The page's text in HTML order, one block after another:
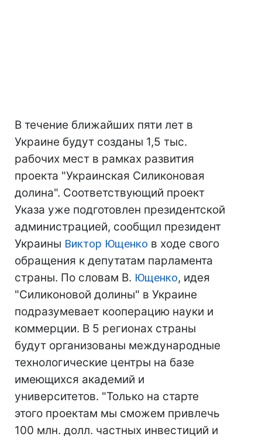
В течение ближайших пяти лет в
Украине будут созданы 1,5 тыс.
рабочих мест в рамках развития
проекта "Украинская Силиконовая
долина". Соответствующий проект
Указа уже подготовлен президентской
администрацией, сообщил президент
Украины Виктор Ющенко в ходе свого
обращения к депутатам парламента
страны. По словам В. Ющенко, идея
"Силиконовой долины" в Украине
подразумевает кооперацию науки и
коммерции. В 5 регионах страны
будут организованы международные
технологические центры на базе
имеющихся академий и
университетов. "Только на старте
этого проектам мы сможем привлечь
100 млн. долл. частных инвестиций и